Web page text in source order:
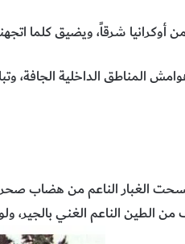
أوكرانيا شرقاً، ويضيق كلما
المناطق الداخلية الجافة،
الغبار الناعم من هضاب